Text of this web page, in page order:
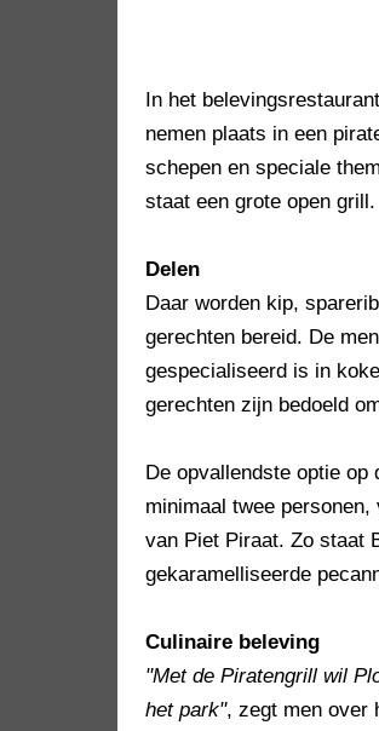
In het
nemen plaats in een
schepen en speciale
staat een grote open grill.
Delen
Daar worden kip,
gerechten bereid. De
gespecialiseerd is in
gerechten zijn bedoeld
De opvallendste optie
minimaal twee
van Piet Piraat. Zo staat
gekaramelliseerde
Culinaire beleving
"Met de Piratengrill wil
het park", zegt men over